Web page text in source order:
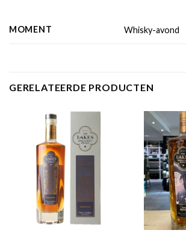
MOMENT Whisky-avond
GERELATEERDE PRODUCTEN